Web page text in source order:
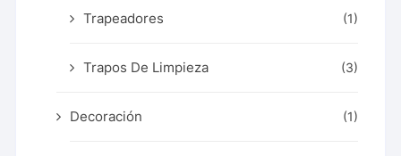
Trapeadores (1)
Trapos De Limpieza (3)
Decoración (1)